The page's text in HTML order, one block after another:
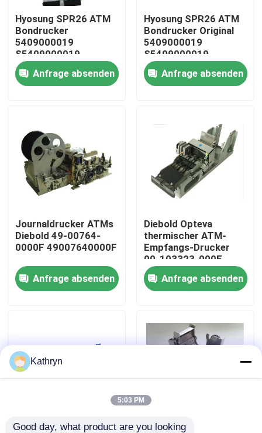
Produkte
Über uns
Qualitätskontrolle
Treten Sie mit uns in Verbindung
ATM-Maschinenteile
wincor ATM-Teile
Hyosung SPR26 ATM
Bondrucker
5409000019
S5409000019
Anfrage absenden
Hyosung SPR26 ATM
Bondrucker Original
5409000019
S5409000019
Anfrage absenden
Journaldrucker ATMs
Diebold 49-00764-
0000F 49007640000F
Anfrage absenden
Diebold Opteva
thermischer ATM-
Empfangs-Drucker
00-103323-000E
00103323000E
Anfrage absenden
Journaldrucker ATMs Journaldrucker-
Kathryn
5:03 PM
Good day, what product are you looking